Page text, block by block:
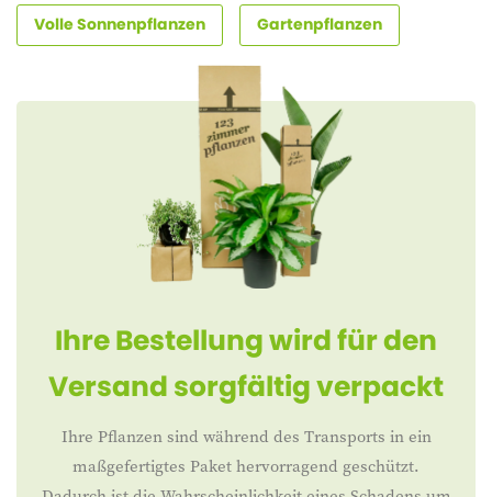
Volle Sonnenpflanzen Gartenpflanzen
Ihre Bestellung wird für den
Versand sorgfältig verpackt
Ihre Pflanzen sind während des Transports in ein
maßgefertigtes Paket hervorragend geschützt.